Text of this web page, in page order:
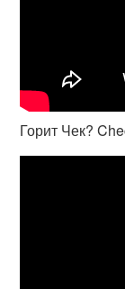
Горит Чек?